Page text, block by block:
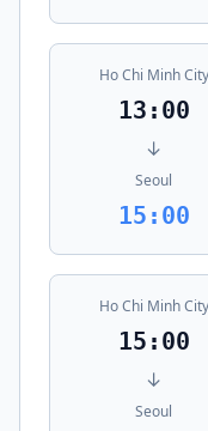
Ho Chi Minh City
13:00
↓
Seoul
15:00
Ho Chi Minh City
15:00
↓
Seoul